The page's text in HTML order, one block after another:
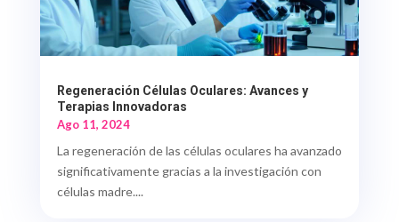
Regeneración Células Oculares: Avances y
Terapias Innovadoras
Ago 11, 2024
La regeneración de las células oculares ha avanzado
significativamente gracias a la investigación con
células madre....